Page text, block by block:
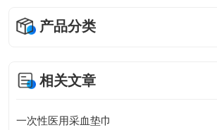
产品分类
相关文章
一次性医用采血垫巾